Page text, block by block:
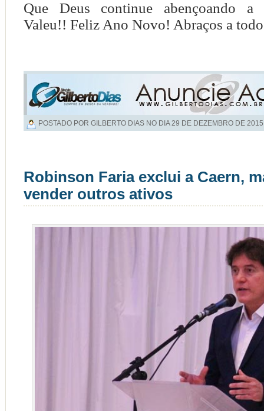
Que Deus continue abençoando a
Valeu!! Feliz Ano Novo! Abraços a
POSTADO POR GILBERTO DIAS NO DIA29 DE DEZEMBRO DE 2015
Robinson Faria exclui a Caern,
vender outros ativos